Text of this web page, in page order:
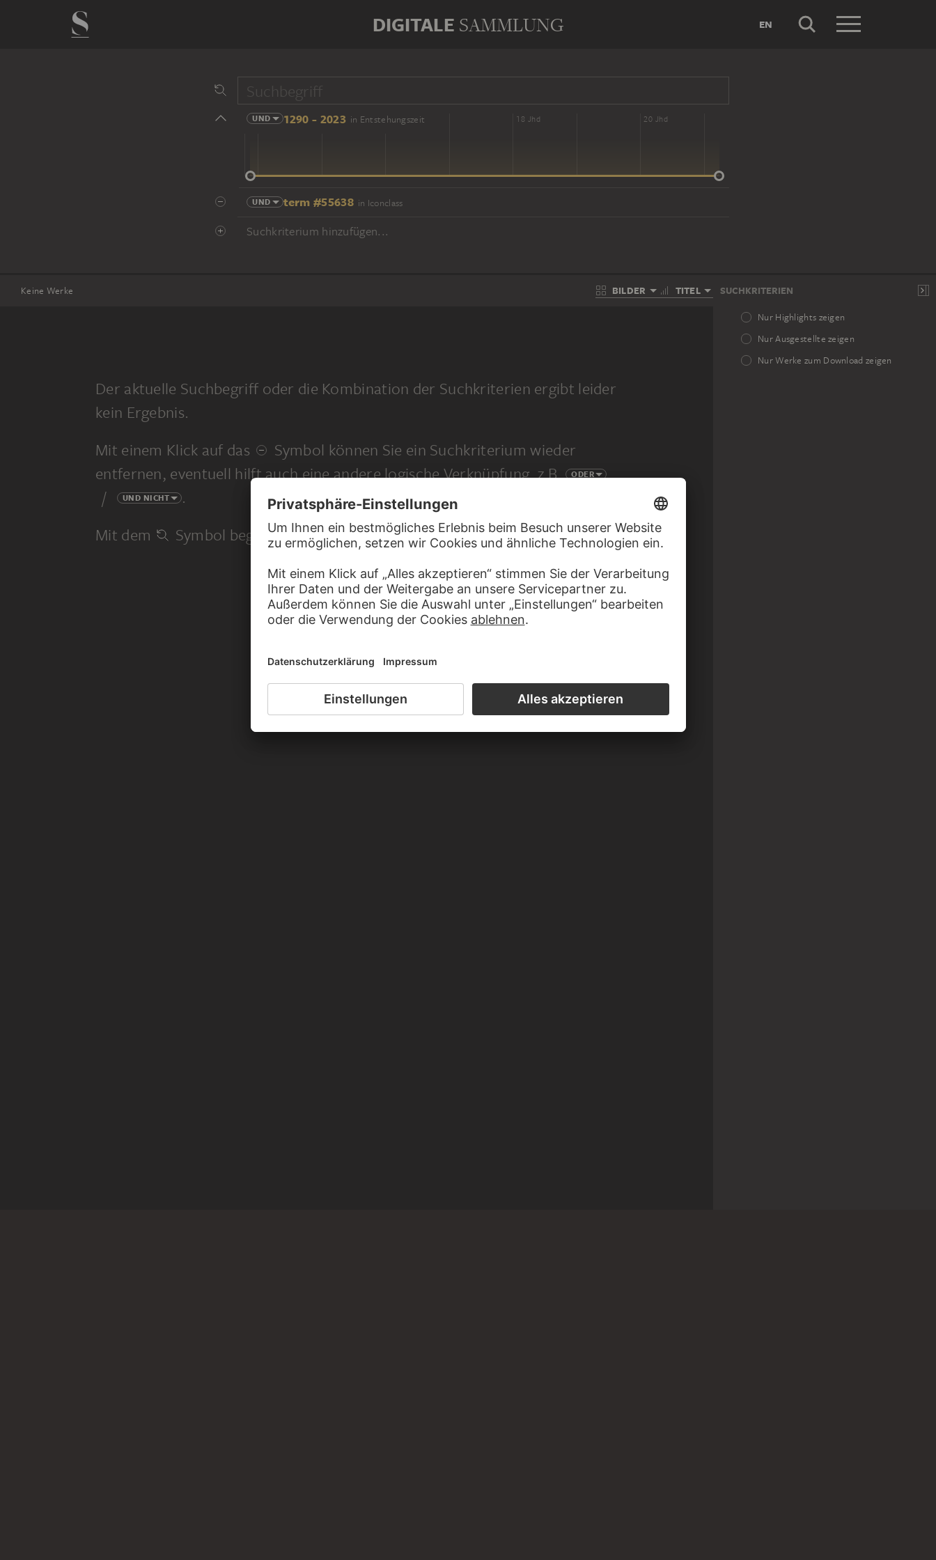
DIGITALE SAMMLUNG EN
UND 1290 - 2023 in Entstehungszeit
14 Jhd 16 Jhd 18 Jhd 20 Jhd
UND term #55638 in Iconclass
Suchkriterium hinzufügen...
Keine Werke BILDER TITEL SUCHKRITERIEN
Nur Highlights zeigen
Nur Ausgestellte zeigen
Nur Werke zum Download zeigen
Der aktuelle Suchbegriff oder die Kombination der Suchkriterien ergibt leider
kein Ergebnis.
Mit einem Klick auf das
Symbol können Sie ein Suchkriterium wieder
entfernen, eventuell hilft auch eine andere logische Verknüpfung, z.B. ODER
/ UND NICHT
.
Mit dem
Symbol beginnen Sie eine ganz neue Suche.